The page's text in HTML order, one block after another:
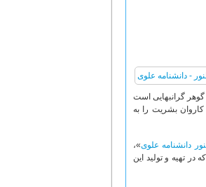
گوهر گرانبهایی است
بشریت را به
دانشنامه علوی»،
تهیه و تولید این